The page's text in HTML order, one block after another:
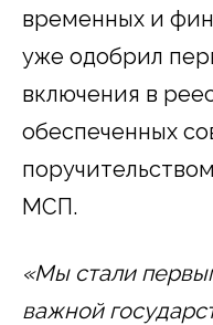
временных и
уже одобрил
включения в
обеспеченных
МСП.
«Мы стали
важной